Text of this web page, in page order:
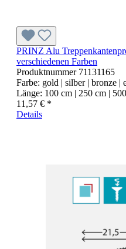
PRINZ Alu
verschiedenen Farben
Produktnummer 71131165
Farbe: gold | silber | bronze |
Länge: 100 cm | 250 cm |
11,57 € *
Details